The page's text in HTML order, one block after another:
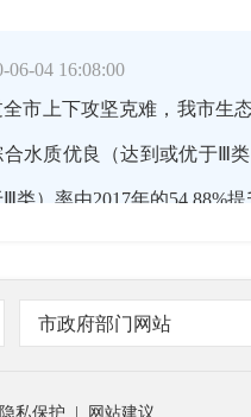
06-04 16:08:00
市上下攻坚克难，我市生
水质优良（达到或优于Ⅲ
类）率由2017年的54.88%
06-04 16:09:00
市政府部门网站
隐私保护 网站建议